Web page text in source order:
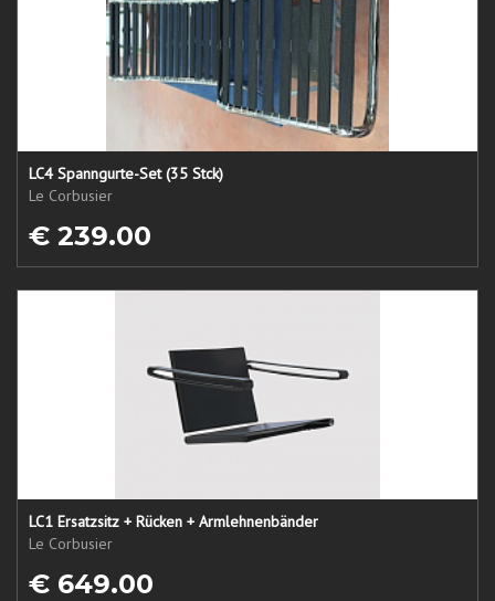
LC4 Spanngurte-Set (35 Stck)
Le Corbusier
€ 239.00
LC1 Ersatzsitz + Rücken + Armlehnenbänder
Le Corbusier
€ 649.00